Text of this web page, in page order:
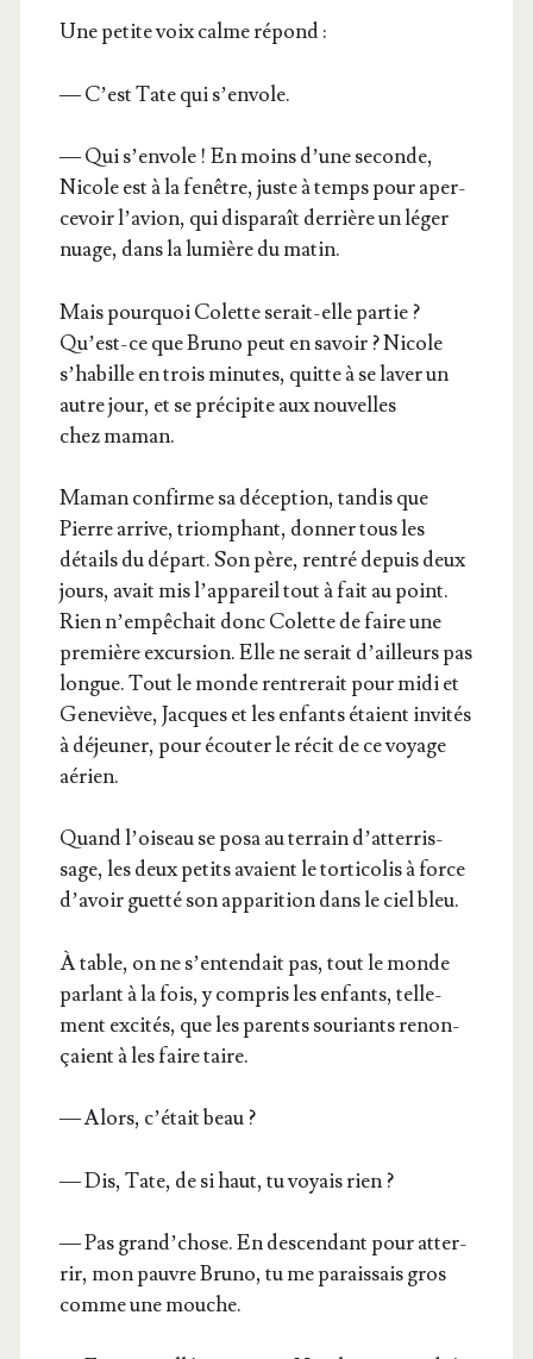
Une petite voix calme répond :
— C’est Tate qui s’envole.
— Qui s’en­vole ! En moins d’une seconde,
Nicole est à la fenêtre, juste à temps pour aper­
ce­voir l’a­vion, qui dis­pa­raît der­rière un léger
nuage, dans la lumière du matin.
Mais pour­quoi Colette serait-elle par­tie ?
Qu’est-ce que Bru­no peut en savoir ? Nicole
s’ha­bille en trois minutes, quitte à se laver un
autre jour, et se pré­ci­pite aux nou­velles
chez maman.
Maman confirme sa décep­tion, tan­dis que
Pierre arrive, triom­phant, don­ner tous les
détails du départ. Son père, ren­tré depuis deux
jours, avait mis l’ap­pa­reil tout à fait au point.
Rien n’empêchait donc Colette de faire une
pre­mière excur­sion. Elle ne serait d’ailleurs pas
longue. Tout le monde ren­tre­rait pour midi et
Gene­viève, Jacques et les enfants étaient invi­tés
à déjeu­ner, pour écou­ter le récit de ce voyage
aérien.
Quand l’oi­seau se posa au ter­rain d’at­ter­ris­
sage, les deux petits avaient le tor­ti­co­lis à force
d’a­voir guet­té son appa­ri­tion dans le ciel bleu.
À table, on ne s’en­ten­dait pas, tout le monde
par­lant à la fois, y com­pris les enfants, tel­le­
ment exci­tés, que les parents sou­riants renon­
çaient à les faire taire.
— Alors, c’é­tait beau ?
— Dis, Tate, de si haut, tu voyais rien ?
— Pas grand’­chose. En des­cen­dant pour atter­
rir, mon pauvre Bru­no, tu me parais­sais gros
comme une mouche.